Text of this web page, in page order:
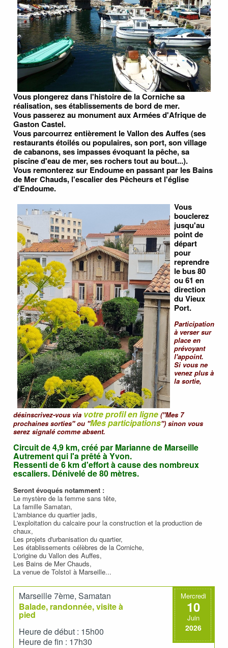
Vous plongerez dans l'histoire de la Corniche sa
réalisation, ses établissements de bord de mer.
Vous passerez au monument aux Armées d'Afrique de
Gaston Castel.
Vous parcourrez entièrement le Vallon des Auffes (ses
restaurants étoilés ou populaires, son port, son village
de cabanons, ses impasses évoquant la pêche, sa
piscine d'eau de mer, ses rochers tout au bout...).
Vous remonterez sur Endoume en passant par les Bains
de Mer Chauds, l'escalier des Pêcheurs et l'église
d'Endoume.
Vous
bouclerez
jusqu'au
point de
départ
pour
reprendre
le bus 80
ou 61 en
direction
du Vieux
Port.
Participation
à verser sur
place en
prévoyant
l'appoint.
Si vous ne
venez plus à
la sortie,
désinscrivez-vous via votre profil en ligne ("Mes 7
prochaines sorties" ou "Mes participations") sinon vous
serez signalé comme absent.
Circuit de 4,9 km, créé par Marianne de Marseille
Autrement qui l'a prêté à Yvon.
Ressenti de 6 km d'effort à cause des nombreux
escaliers. Dénivelé de 80 mètres.
Seront évoqués notamment :
Le mystère de la femme sans tête,
La famille Samatan,
L'ambiance du quartier jadis,
L'exploitation du calcaire pour la construction et la production de
chaux,
Les projets d'urbanisation du quartier,
Les établissements célèbres de la Corniche,
L'origine du Vallon des Auffes,
Les Bains de Mer Chauds,
La venue de Tolstoï à Marseille...
Mercredi
10
Juin
2026
Marseille 7ème, Samatan
Balade, randonnée, visite à
pied
Heure de début : 15h00
Heure de fin : 17h30